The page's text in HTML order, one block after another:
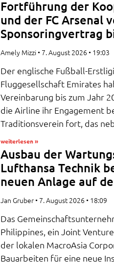
Fortführung der
und der FC Arsenal
Sponsoringvertrag
Amely Mizzi 7. August 2026 19:03
Der englische Fußball-
Fluggesellschaft Emirates
Vereinbarung bis zum Jahr
die Airline ihr Engagement
Traditionsverein fort, das
weiterlesen »
Ausbau der
Lufthansa Technik
neuen Anlage auf
Jan Gruber 7. August 2026 18:09
Das
Philippines, ein Joint
der lokalen MacroAsia
Bauarbeiten für eine neue